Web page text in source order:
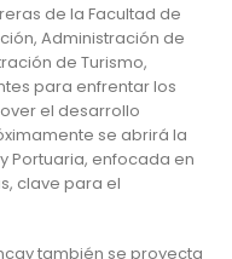
de la Facultad de
Administración de
de Turismo,
para enfrentar los
el desarrollo
se abrirá la
Portuaria, enfocada en
clave para el
también se proyecta